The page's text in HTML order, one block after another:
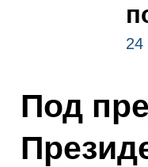
24
Под